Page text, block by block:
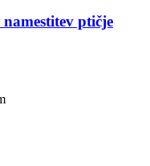
namestitev ptičje